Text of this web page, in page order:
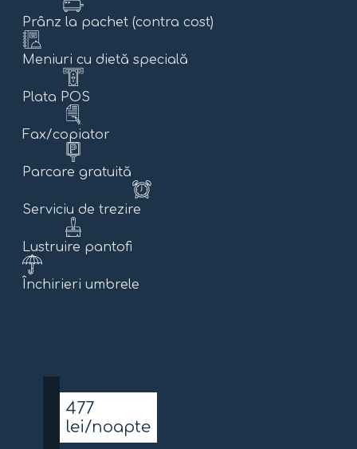
Prânz la pachet (contra cost)
Meniuri cu dietă specială
Plata POS
Fax/copiator
Parcare gratuită
Serviciu de trezire
Lustruire pantofi
Închirieri umbrele
477
lei/noapte